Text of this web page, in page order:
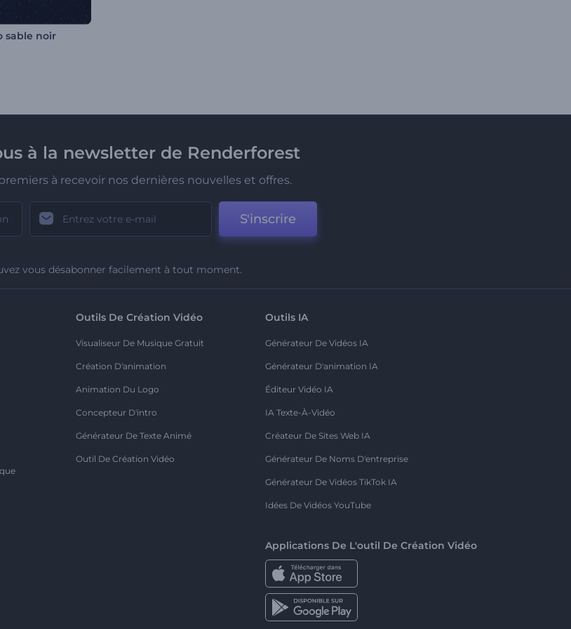
sable noir
à la newsletter de Renderforest
à recevoir nos dernières nouvelles et offres.
S'inscrire
vous désabonner facilement à tout moment.
Outils De Création Vidéo
Visualiseur De Musique Gratuit
Création D'animation
Animation Du Logo
Concepteur D'intro
Générateur De Texte Animé
Outil De Création Vidéo
Outils IA
Générateur De Vidéos IA
Générateur D'animation IA
Éditeur Vidéo IA
IA Texte-À-Vidéo
Créateur De Sites Web IA
Générateur De Noms D'entreprise
Générateur De Vidéos TikTok IA
Idées De Vidéos YouTube
Applications De L'outil De Création Vidéo